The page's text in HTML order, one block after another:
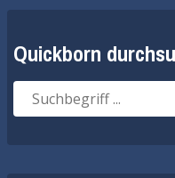
Quickborn
Suche
nach: